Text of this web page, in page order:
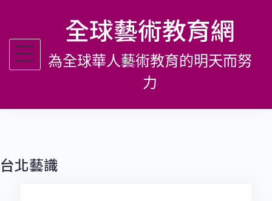
主
全球藝術教育網
為全球華人藝術教育的明天而努
力
台北藝識